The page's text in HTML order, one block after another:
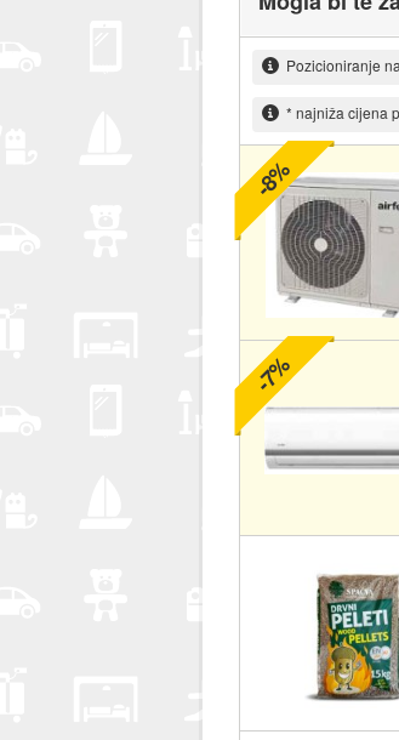
Pozicioniranje
* najniža cijena
-8%
-7%